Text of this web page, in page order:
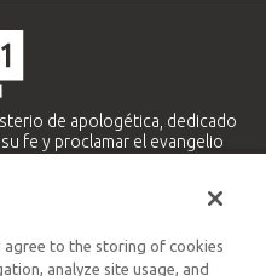
de apologética, dedicado
fe y proclamar el evangelio
y Latinoamericano
agree to the storing of cookies
analyze site usage, and